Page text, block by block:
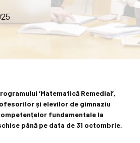
‘Matematică Remedial’,
și elevilor de gimnaziu
fundamentale la
până pe data de 31 octombrie,